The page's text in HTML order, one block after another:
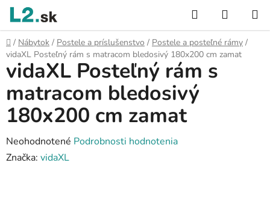
Prejsť
obsah
Hľadať
KOŠÍK
Domov
/ Nábytok / Postele a príslušenstvo / Postele a posteľné rámy /
vidaXL Posteľný rám s matracom bledosivý 180x200 cm zamat
vidaXL Posteľný rám s
matracom bledosivý
180x200 cm zamat
Priemerné
hodnotenie
Neohodnotené Podrobnosti hodnotenia
Značka: vidaXL